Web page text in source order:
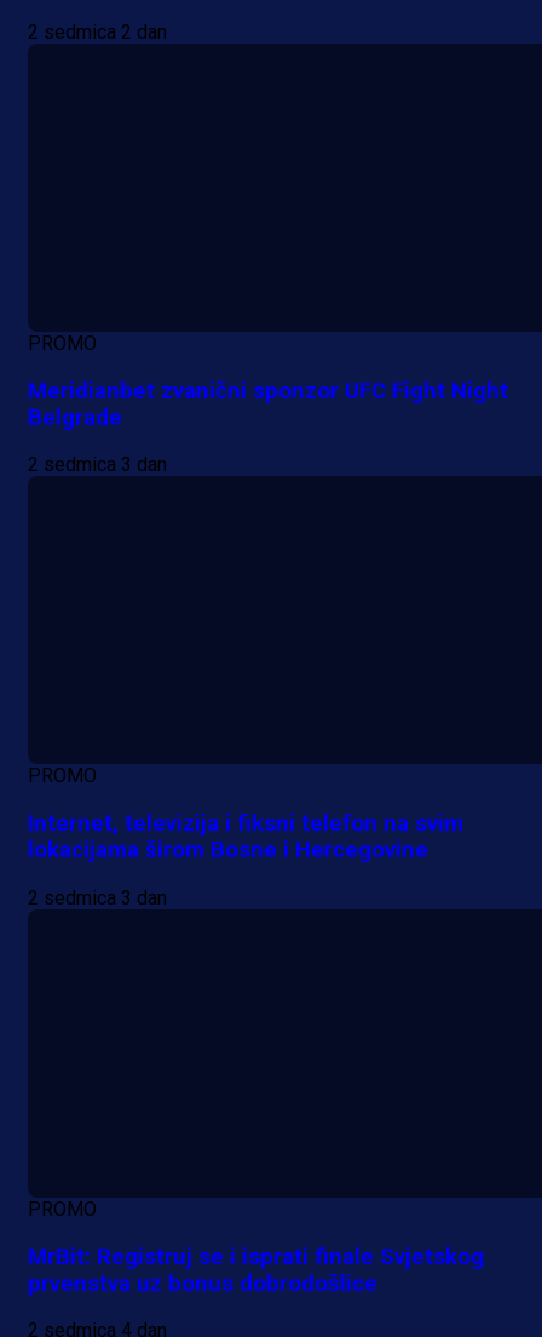
2 sedmica 2 dan
PROMO
Meridianbet zvanični sponzor UFC Fight Night
Belgrade
2 sedmica 3 dan
PROMO
Internet, televizija i fiksni telefon na svim
lokacijama širom Bosne i Hercegovine
2 sedmica 3 dan
PROMO
MrBit: Registruj se i isprati finale Svjetskog
prvenstva uz bonus dobrodošlice
2 sedmica 4 dan